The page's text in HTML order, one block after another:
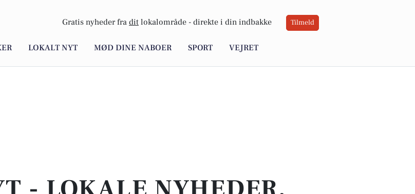
Gratis nyheder fra dit lokalområde - direkte i din indbakke Tilmeld
LOKALT NYT MØD DINE NABOER SPORT VEJRET